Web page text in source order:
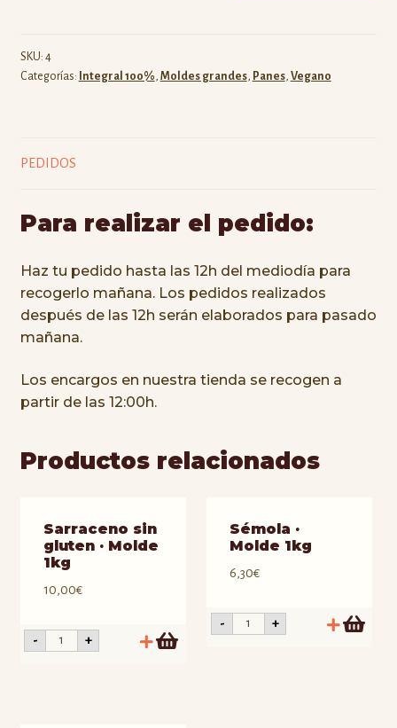
SKU: 4
Categorías: Integral 100% , Moldes grandes, Panes, Vegano
PEDIDOS
Para realizar el pedido:
Haz tu pedido hasta las 12h del mediodía para
recogerlo mañana. Los pedidos realizados
después de las 12h serán elaborados para pasado
mañana.
Los encargos en nuestra tienda se recogen a
partir de las 12:00h.
Productos relacionados
Sarraceno sin
gluten · Molde
1kg
10,00€
-
Sarraceno
sin
+
Sémola ·
Molde 1kg
6,30€
-
Sémola
·
+